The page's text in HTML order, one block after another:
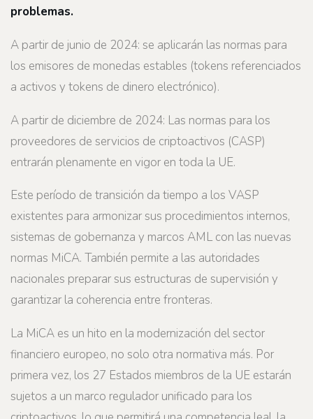
problemas.
A partir de junio de 2024: se aplicarán las normas para
los emisores de monedas estables (tokens referenciados
a activos y tokens de dinero electrónico).
A partir de diciembre de 2024: Las normas para los
proveedores de servicios de criptoactivos (CASP)
entrarán plenamente en vigor en toda la UE.
Este período de transición da tiempo a los VASP
existentes para armonizar sus procedimientos internos,
sistemas de gobernanza y marcos AML con las nuevas
normas MiCA. También permite a las autoridades
nacionales preparar sus estructuras de supervisión y
garantizar la coherencia entre fronteras.
La MiCA es un hito en la modernización del sector
financiero europeo, no solo otra normativa más. Por
primera vez, los 27 Estados miembros de la UE estarán
sujetos a un marco regulador unificado para los